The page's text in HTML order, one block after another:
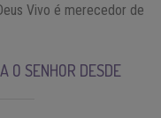
Vivo é merecedor de
O SENHOR DESDE